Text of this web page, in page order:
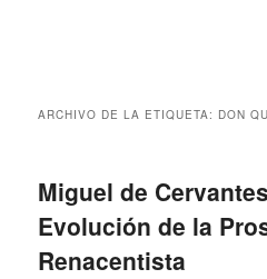
ARCHIVO DE LA ETIQUETA: DON
Miguel de
Evolución de la
Renacentista